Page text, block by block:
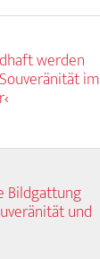
werden
im
Bildgattung
und